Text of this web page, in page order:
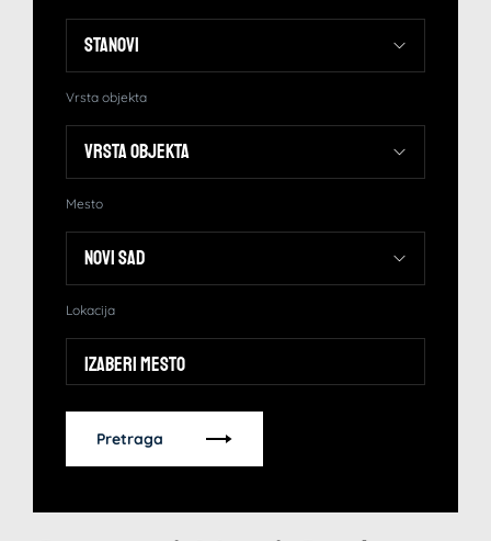
Vrsta objekta
Mesto
Lokacija
Izaberi mesto
Pretraga